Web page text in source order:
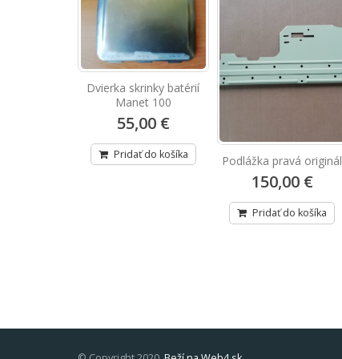
Dvierka skrinky batérií
Manet 100
55,00 €
Pridať do košíka Podlážka pravá originál
150,00 €
Pridať do košíka